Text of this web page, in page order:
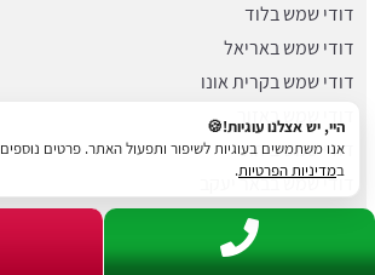
דודי שמש בלוד
דודי שמש באריאל
דודי שמש בקרית אונו
דודי שמש באזור
דודי שמש ביהוד
דודי שמש בבאר יעקב
דודי שמש בשוהם
דודי שמש בגן יבנה
היי, יש אצלנו עוגיות!🍪
אנו משתמשים בעוגיות לשיפור ותפעול האתר. פרטים נוספים
במדיניות הפרטיות.